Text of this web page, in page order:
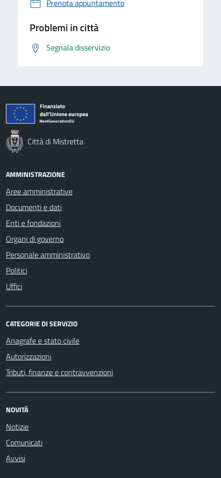
Prenota appuntamento
Problemi in città
Segnala disservizio
Città di Mistretta
AMMINISTRAZIONE
Aree amministrative
Documenti e dati
Enti e fondazioni
Organi di governo
Personale amministrativo
Politici
Uffici
CATEGORIE DI SERVIZIO
Anagrafe e stato civile
Autorizzazioni
Tributi, finanze e contravvenzioni
NOVITÀ
Notizie
Comunicati
Avvisi